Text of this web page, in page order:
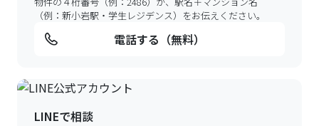
（例：新小岩駅・学生レジデンス）をお伝えください。
電話する（無料）
LINEで相談